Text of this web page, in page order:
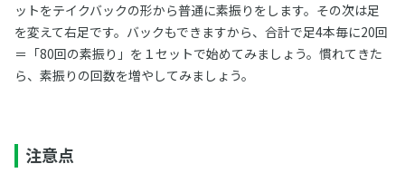
ットをテイクバックの形から普通に素振りをします。その次は足
を変えて右足です。バックもできますから、合計で足4本毎に20回
＝「80回の素振り」を１セットで始めてみましょう。慣れてきた
ら、素振りの回数を増やしてみましょう。
注意点